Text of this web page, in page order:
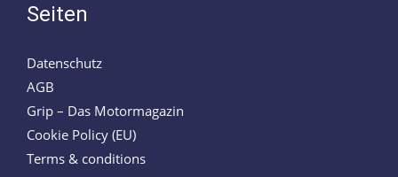
Seiten
Datenschutz
AGB
Grip – Das Motormagazin
Cookie Policy (EU)
Terms & conditions